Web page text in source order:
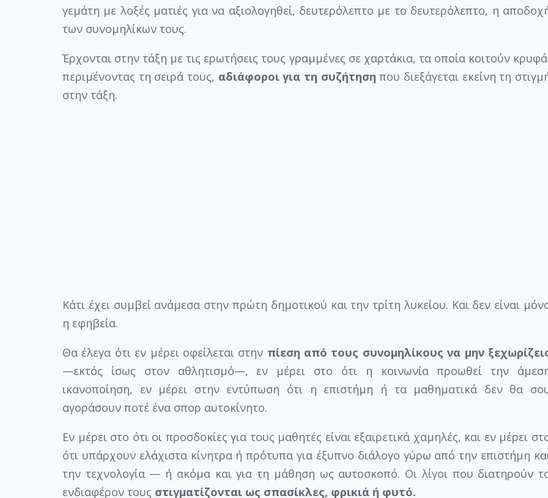
γεμάτη με λοξές ματιές για να αξιολογηθεί, δευτερόλεπτο με το δευτερόλεπτο, η
των συνομηλίκων τους.
Έρχονται στην τάξη με τις ερωτήσεις τους γραμμένες σε χαρτάκια, τα οποία κοιτούν
περιμένοντας τη σειρά τους, αδιάφοροι για τη συζήτηση που διεξάγεται εκείνη τη
στην τάξη.
Κάτι έχει συμβεί ανάμεσα στην πρώτη δημοτικού και την τρίτη λυκείου. Και δεν είναι
η εφηβεία.
Θα έλεγα ότι εν μέρει οφείλεται στην πίεση από τους συνομηλίκους να μην
—εκτός ίσως στον αθλητισμό—, εν μέρει στο ότι η κοινωνία προωθεί την
ικανοποίηση, εν μέρει στην εντύπωση ότι η επιστήμη ή τα μαθηματικά δεν θα
αγοράσουν ποτέ ένα σπορ αυτοκίνητο.
Εν μέρει στο ότι οι προσδοκίες για τους μαθητές είναι εξαιρετικά χαμηλές, και εν μέρει
ότι υπάρχουν ελάχιστα κίνητρα ή πρότυπα για έξυπνο διάλογο γύρω από την επιστήμη
την τεχνολογία — ή ακόμα και για τη μάθηση ως αυτοσκοπό. Οι λίγοι που διατηρούν
ενδιαφέρον τους στιγματίζονται ως σπασίκλες, φρικιά ή φυτό.